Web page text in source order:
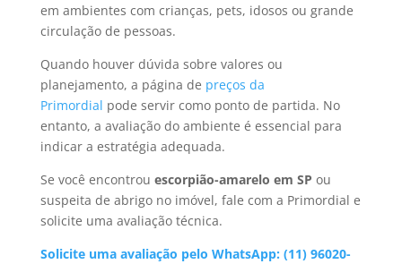
em ambientes com crianças, pets, idosos ou grande
circulação de pessoas.
Quando houver dúvida sobre valores ou
planejamento, a página de preços da
Primordial pode servir como ponto de partida. No
entanto, a avaliação do ambiente é essencial para
indicar a estratégia adequada.
Se você encontrou escorpião-amarelo em SP ou
suspeita de abrigo no imóvel, fale com a Primordial e
solicite uma avaliação técnica.
Solicite uma avaliação pelo WhatsApp: (11) 96020-